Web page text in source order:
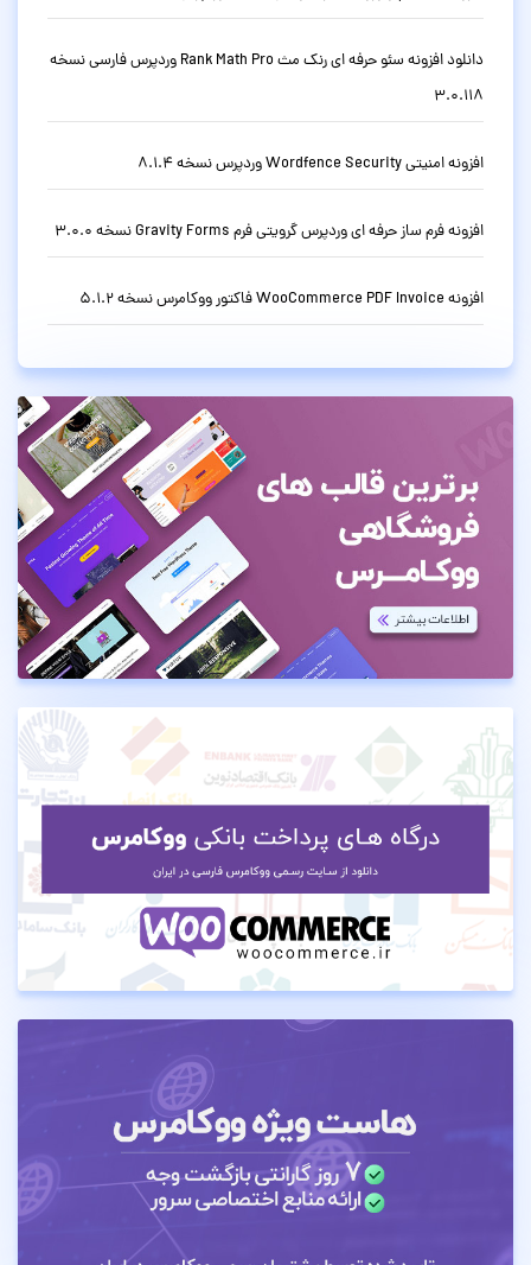
دانلود افزونه سئو حرفه ای رنک مث Rank Math Pro وردپرس فارسی نسخه
3.0.118
افزونه امنیتی Wordfence Security وردپرس نسخه 8.1.4
افزونه فرم ساز حرفه ای وردپرس گرویتی فرم Gravity Forms نسخه 3.0.0
افزونه WooCommerce PDF Invoice فاکتور ووکامرس نسخه 5.1.2